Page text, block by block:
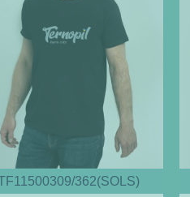
362(SOLS)